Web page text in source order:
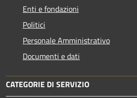
Enti e fondazioni
Politici
Personale Amministrativo
Documenti e dati
CATEGORIE DI SERVIZIO